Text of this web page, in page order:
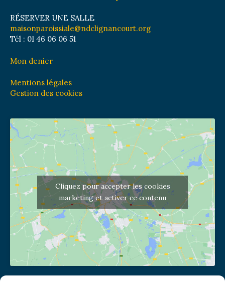
RÉSERVER UNE SALLE
maisonparoissiale@ndclignancourt.org
Tél : 01 46 06 06 51
Mon denier
Mentions légales
Gestion des cookies
Cliquez pour accepter les cookies
marketing et activer ce contenu